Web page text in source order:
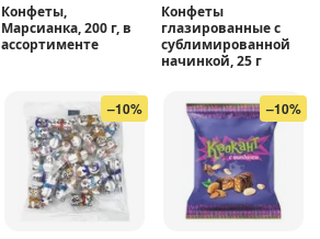
Конфеты,
Марсианка, 200 г, в
ассортименте
Конфеты
глазированные с
сублимированной
начинкой, 25 г
–10% –10%